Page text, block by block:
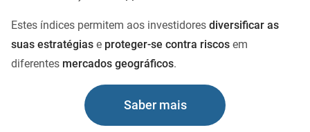
Estes índices permitem aos investidores diversificar as
suas estratégias e proteger-se contra riscos em
diferentes mercados geográficos.
Saber mais